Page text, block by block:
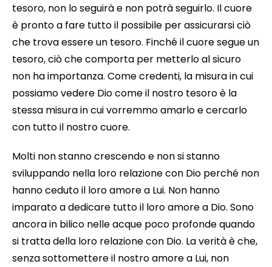
tesoro, non lo seguirà e non potrà seguirlo. Il cuore
è pronto a fare tutto il possibile per assicurarsi ciò
che trova essere un tesoro. Finché il cuore segue un
tesoro, ciò che comporta per metterlo al sicuro
non ha importanza. Come credenti, la misura in cui
possiamo vedere Dio come il nostro tesoro è la
stessa misura in cui vorremmo amarlo e cercarlo
con tutto il nostro cuore.
Molti non stanno crescendo e non si stanno
sviluppando nella loro relazione con Dio perché non
hanno ceduto il loro amore a Lui. Non hanno
imparato a dedicare tutto il loro amore a Dio. Sono
ancora in bilico nelle acque poco profonde quando
si tratta della loro relazione con Dio. La verità è che,
senza sottomettere il nostro amore a Lui, non